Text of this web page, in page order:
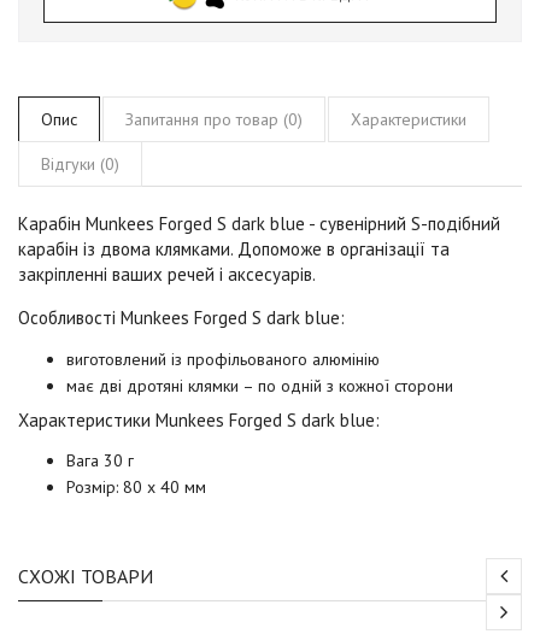
Опис Запитання про товар (0) Характеристики
Відгуки (0)
Карабін Munkees Forged S dark blue - сувенірний S-подібний
карабін із двома клямками. Допоможе в організації та
закріпленні ваших речей і аксесуарів.
Особливості Munkees Forged S dark blue:
виготовлений із профільованого алюмінію
має дві дротяні клямки – по одній з кожної сторони
Характеристики Munkees Forged S dark blue:
Вага 30 г
Розмір: 80 х 40 мм
СХОЖІ ТОВАРИ